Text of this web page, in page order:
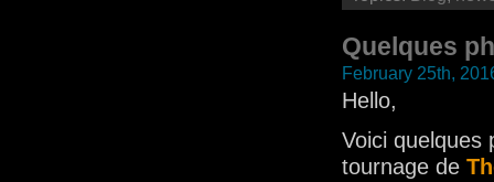
Quelques
February 25th,
Hello,
Voici quelques
tournage de